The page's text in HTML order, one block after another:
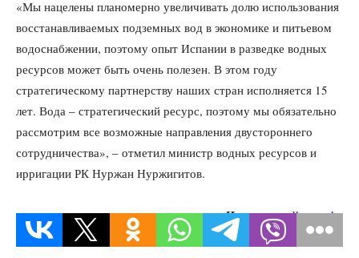
«Мы нацелены планомерно увеличивать долю использования
восстанавливаемых подземных вод в экономике и питьевом
водоснабжении, поэтому опыт Испании в разведке водных
ресурсов может быть очень полезен. В этом году
стратегическому партнерству наших стран исполняется 15
лет. Вода – стратегический ресурс, поэтому мы обязательно
рассмотрим все возможные направления двустороннего
сотрудничества», – отметил министр водных ресурсов и
ирригации РК Нуржан Нуржигитов.
Источник: dknews.kz